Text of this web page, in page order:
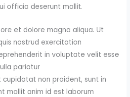
officia deserunt mollit.
et dolore magna aliqua. Ut
nostrud exercitation
in voluptate velit esse
pariatur
non proident, sunt in
mollit anim id est laborum